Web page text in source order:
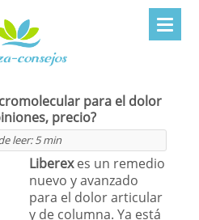
para el dolor
precio?
leer:5 min
Liberexes un remedio
nuevo y avanzado
para el dolor articular
y de columna. Ya está